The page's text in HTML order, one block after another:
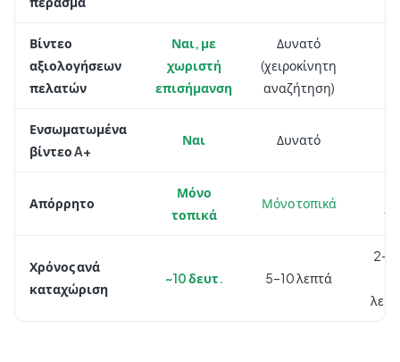
Βίντεο
αξιολογήσεων
πελατών
Ναι, με
χωριστή
επισήμανση
Δυνατό
(χειροκίνητη
αναζήτηση)
Ενσωματωμένα
βίντεο A+
Ναι Δυνατό
Απόρρητο
Μόνο
τοπικά
Μόνο τοπικά
Χρόνος ανά
καταχώριση
~10 δευτ. 5–10 λεπτά
2–5